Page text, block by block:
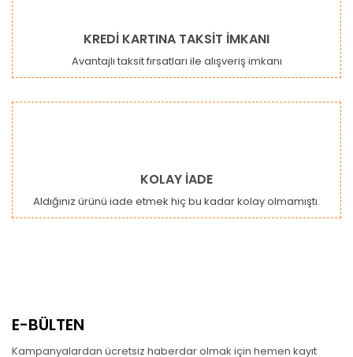
KREDİ KARTINA TAKSİT İMKANI
Avantajlı taksit fırsatları ile alışveriş imkanı
KOLAY İADE
Aldığınız ürünü iade etmek hiç bu kadar kolay olmamıştı.
E-BÜLTEN
Kampanyalardan ücretsiz haberdar olmak için hemen kayıt